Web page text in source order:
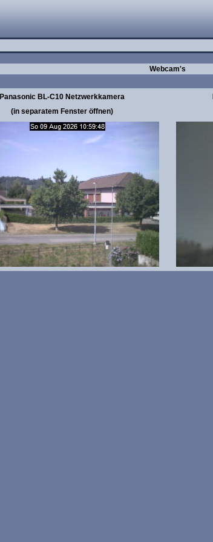
Webcam's
Panasonic BL-C10 Netzwerkkamera
(in separatem Fenster öffnen)